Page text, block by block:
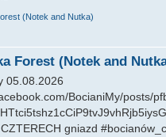
(Notek and Nutka)
Forest (Notek and
05.08.2026
BocianiMy/posts/
gniazd